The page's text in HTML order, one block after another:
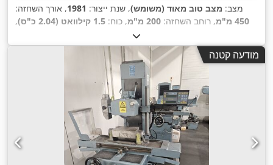
מצב: מצב טוב מאוד (משומש), שנת ייצור: 1981, אורך השחזה:
450 מ"מ
, רוחב השחזה: 200 מ"מ , כוח: 1.5 קילוואט (2.04 כ"ס)
,
מודעה קטנה